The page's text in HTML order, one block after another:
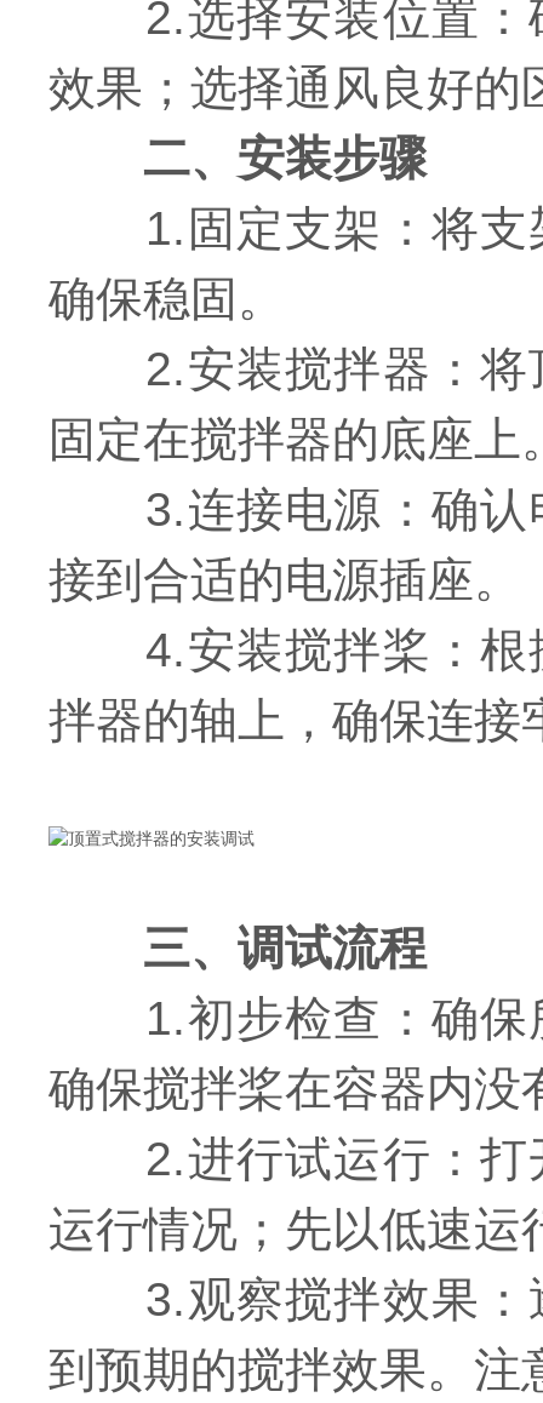
2.选择安装位置：
效果；选择通风良好的
二、安装步骤
1.固定支架：将支
确保稳固。
2.安装搅拌器：将
固定在搅拌器的底座上
3.连接电源：确认
接到合适的电源插座。
4.安装搅拌桨：根
拌器的轴上，确保连接
三、调试流程
1.初步检查：确保
确保搅拌桨在容器内没
2.进行试运行：打
运行情况；先以低速运
3.观察搅拌效果：
到预期的搅拌效果。注